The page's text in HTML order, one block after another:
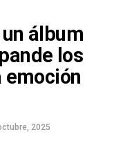
álbum
los
emoción
2025